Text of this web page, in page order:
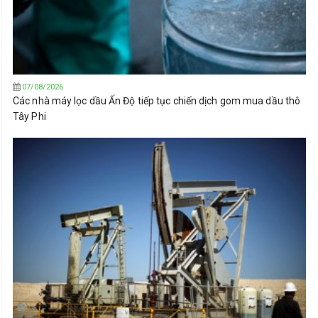
07/08/2026
Các nhà máy lọc dầu Ấn Độ tiếp tục chiến dịch gom mua dầu thô
Tây Phi